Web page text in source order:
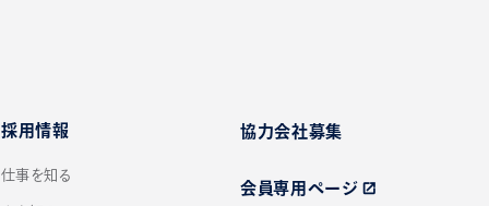
採用情報
仕事を知る
協力会社募集
会員専用ページ open_in_new